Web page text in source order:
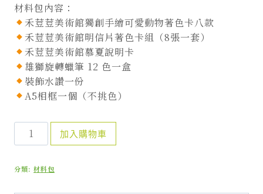
材料包內容：
禾荳荳美術館獨創手繪可愛動物著色卡八款
禾荳荳美術館明信片著色卡組（8張一套）
禾荳荳美術館慕夏說明卡
雄獅旋轉蠟筆 12 色一盒
裝飾水讚一份
A5相框一個（不挑色）
荳
著
加入購物車
分類: 材料包